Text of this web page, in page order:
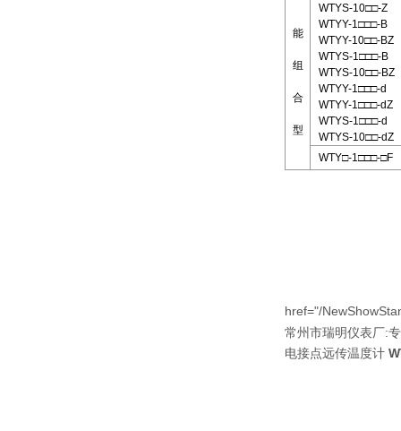
能
组
合
型
WTYS-10□□-Z
WTYY-1□□□-B
WTYY-10□□-BZ
WTYS-1□□□-B
WTYS-10□□-BZ
WTYY-1□□□-d
WTYY-1□□□-dZ
WTYS-1□□□-d
WTYS-10□□-dZ
WTY□-1□□□-□F
href="/
常州市瑞明仪表厂:
电接点远传温度计